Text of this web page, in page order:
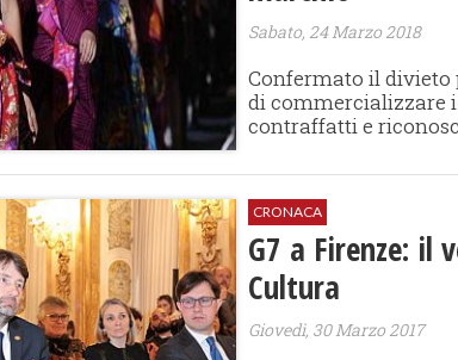
Sabato, 24 Marzo 2018
Confermato il divieto
di commercializzare
contraffatti e
CRONACA
G7 a Firenze: il
Cultura
Giovedì, 30 Marzo 2017